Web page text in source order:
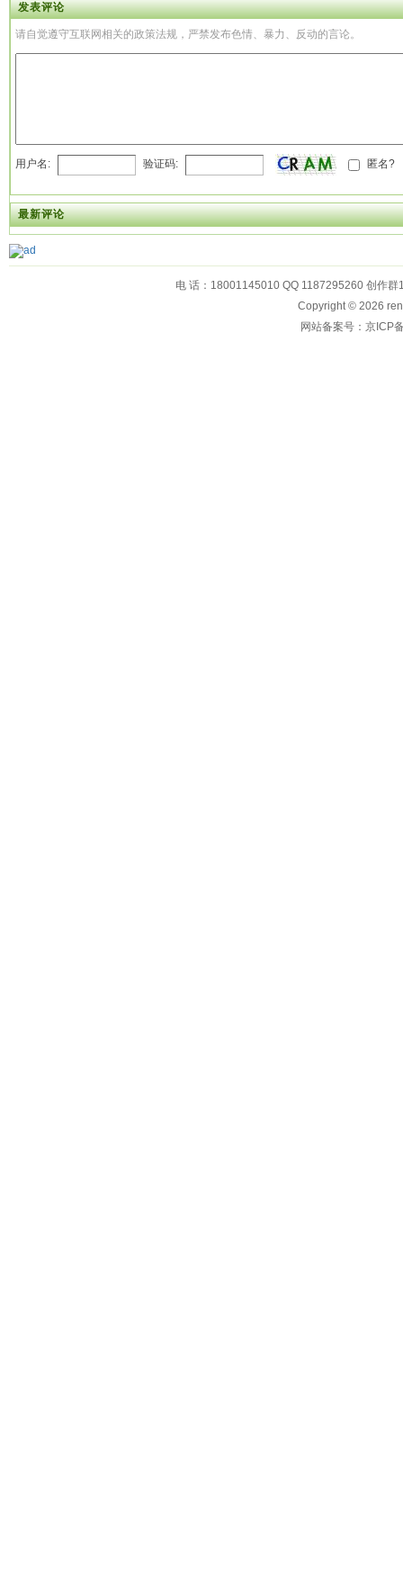
发表评论
请自觉遵守互联网相关的政策法规，严禁发布色情、暴力、反动的言论。
用户名: 验证码: 匿名?
最新评论
电 话：18001145010 QQ 1187295260 创作
Copyright © 2026
网站备案号：京ICP